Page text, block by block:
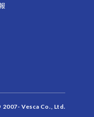
2007- Vesca Co., Ltd.